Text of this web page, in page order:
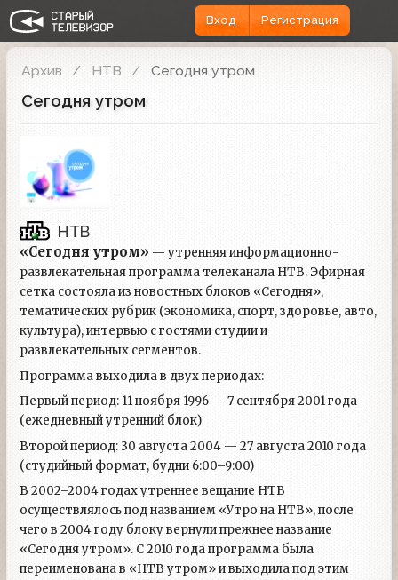
Вход Регистрация
Архив НТВ Сегодня утром
Сегодня утром
НТВ
«Сегодня утром» — утренняя информационно-
развлекательная программа телеканала НТВ. Эфирная
сетка состояла из новостных блоков «Сегодня»,
тематических рубрик (экономика, спорт, здоровье, авто,
культура), интервью с гостями студии и
развлекательных сегментов.
Программа выходила в двух периодах:
Первый период: 11 ноября 1996 — 7 сентября 2001 года
(ежедневный утренний блок)
Второй период: 30 августа 2004 — 27 августа 2010 года
(студийный формат, будни 6:00–9:00)
В 2002–2004 годах утреннее вещание НТВ
осуществлялось под названием «Утро на НТВ», после
чего в 2004 году блоку вернули прежнее название
«Сегодня утром». С 2010 года программа была
переименована в «НТВ утром» и выходила под этим